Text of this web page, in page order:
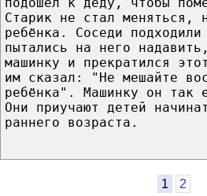
Старик не стал меняться,
ребёнка. Соседи
пытались на него
машинку и прекратился
им сказал: "Не мешайте
ребёнка". Машинку он так
Они приучают детей
раннего возраста.
1 2